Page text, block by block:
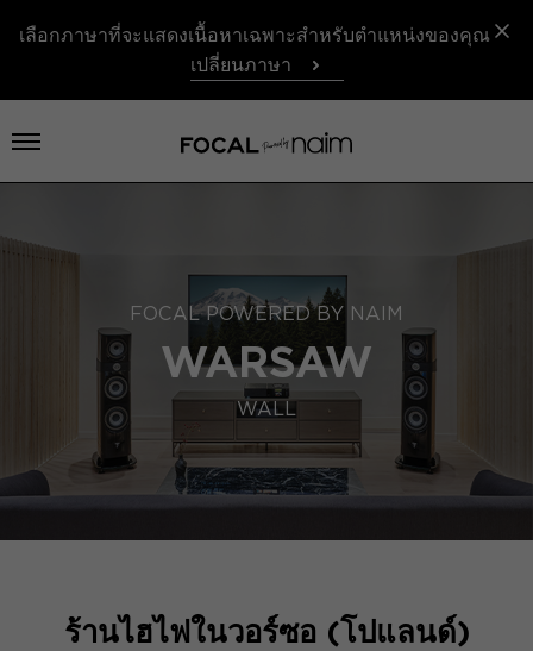
เลือกภาษาที่จะแสดงเนื้อหาเฉพาะสำหรับตำแหน่งของคุณ
เปลี่ยนภาษา
เปิดเมนู
FOCAL POWERED BY NAIM
WARSAW
WALL
ร้านไฮไฟในวอร์ซอ (โปแลนด์)